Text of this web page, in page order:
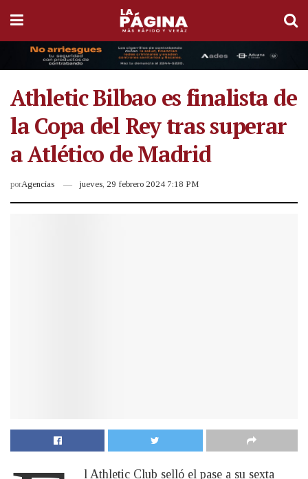
Athletic Bilbao es finalista de
la Copa del Rey tras superar
a Atlético de Madrid
porAgencias jueves, 29 febrero 2024 7:18 PM
l Athletic Club selló el pase a su sexta